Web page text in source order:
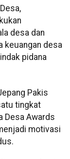
desa dan
keuangan desa
pidana
Pakis
tingkat
Desa Awards
motivasi